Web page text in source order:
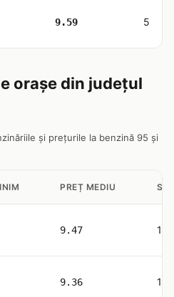
9.59 5
orașe din județul
și prețurile la benzină 95 și
PREȚ MEDIU
9.47 10
9.36 1